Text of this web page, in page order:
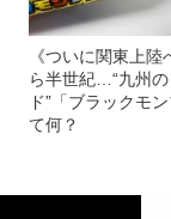
《ついに関東上陸
ら半世紀…“九州
ド”「ブラックモ
て何？